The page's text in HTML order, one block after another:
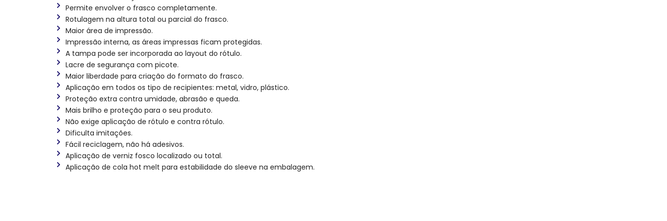
Permite envolver o frasco completamente.
Rotulagem na altura total ou parcial do frasco.
Maior área de impressão.
Impressão interna, as áreas impressas ficam protegidas.
A tampa pode ser incorporada ao layout do rótulo.
Lacre de segurança com picote.
Maior liberdade para criação do formato do frasco.
Aplicação em todos os tipo de recipientes: metal, vidro, plástico.
Proteção extra contra umidade, abrasão e queda.
Mais brilho e proteção para o seu produto.
Não exige aplicação de rótulo e contra rótulo.
Dificulta imitações.
Fácil reciclagem, não há adesivos.
Aplicação de verniz fosco localizado ou total.
Aplicação de cola hot melt para estabilidade do sleeve na embalagem.